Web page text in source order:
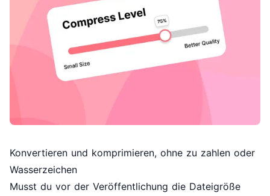
Konvertieren und komprimieren, ohne zu zahlen oder
Wasserzeichen
Musst du vor der Veröffentlichung die Dateigröße